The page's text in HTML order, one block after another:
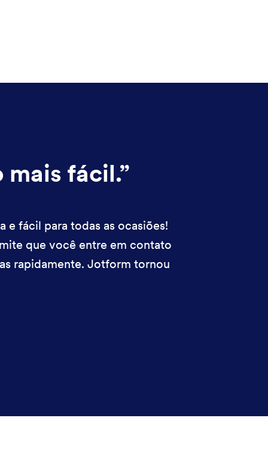
fácil.”
fácil para todas as ocasiões!
que você entre em contato
rapidamente. Jotform tornou